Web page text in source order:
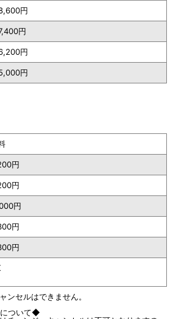
円
円
円
円
円
円
円
円
円
ンセルはできません。
ついて◆